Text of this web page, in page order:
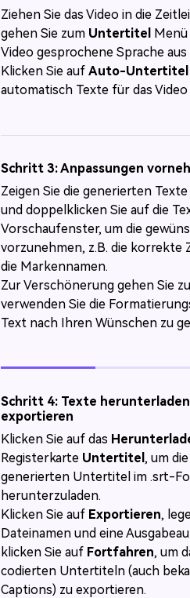
Ziehen Sie das Video in die
gehen Sie zum Untertitel Menü
Video gesprochene Sprache aus
Klicken Sie auf Auto-Untertitel
automatisch Texte für das
Schritt 3: Anpassungen
Zeigen Sie die generierten
und doppelklicken Sie auf die
Vorschaufenster, um die
vorzunehmen, z.B. die korrekte
die Markennamen.
Zur Verschönerung gehen Sie zu
verwenden Sie die
Text nach Ihren Wünschen zu
Schritt 4: Texte herunterladen
exportieren
Klicken Sie auf das
Registerkarte Untertitel , um
generierten Untertitel im .srt-
herunterzuladen.
Klicken Sie auf Exportieren,
Dateinamen und eine
klicken Sie auf Fortfahren, um
codierten Untertiteln (auch
Captions) zu exportieren.